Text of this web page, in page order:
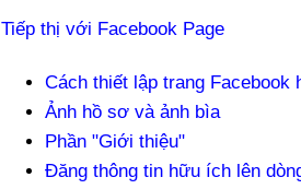
Tiếp thị với Facebook Page
Cách thiết lập trang Facebook
Ảnh hồ sơ và ảnh bìa
Phần "Giới thiệu"
Đăng thông tin hữu ích lên